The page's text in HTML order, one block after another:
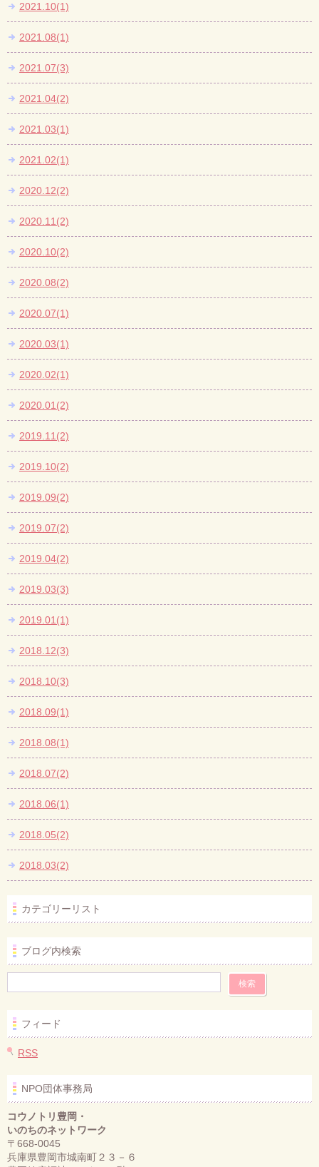
2021.10(1)
2021.08(1)
2021.07(3)
2021.04(2)
2021.03(1)
2021.02(1)
2020.12(2)
2020.11(2)
2020.10(2)
2020.08(2)
2020.07(1)
2020.03(1)
2020.02(1)
2020.01(2)
2019.11(2)
2019.10(2)
2019.09(2)
2019.07(2)
2019.04(2)
2019.03(3)
2019.01(1)
2018.12(3)
2018.10(3)
2018.09(1)
2018.08(1)
2018.07(2)
2018.06(1)
2018.05(2)
2018.03(2)
カテゴリーリスト
ブログ内検索
フィード
RSS
NPO団体事務局
コウノトリ豊岡・
いのちのネットワーク
〒668-0045
兵庫県豊岡市城南町２３－６